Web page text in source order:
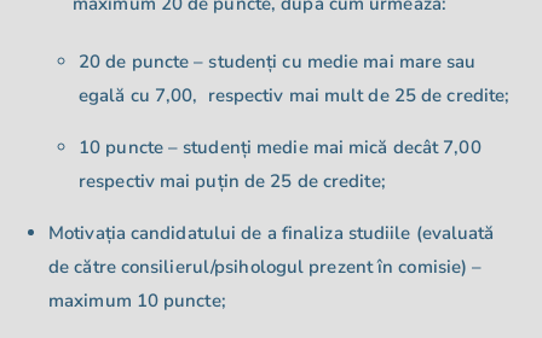
20 de puncte – studenți cu medie mai mare sau
egală cu 7,00, respectiv mai mult de 25de credite;
10 puncte – studenți medie mai mică decât 7,00
respectiv mai puțin de 25 de credite;
Motivația candidatului de a finaliza studiile (evaluată
de către consilierul/psihologul prezent în comisie) –
maximum 10 puncte;